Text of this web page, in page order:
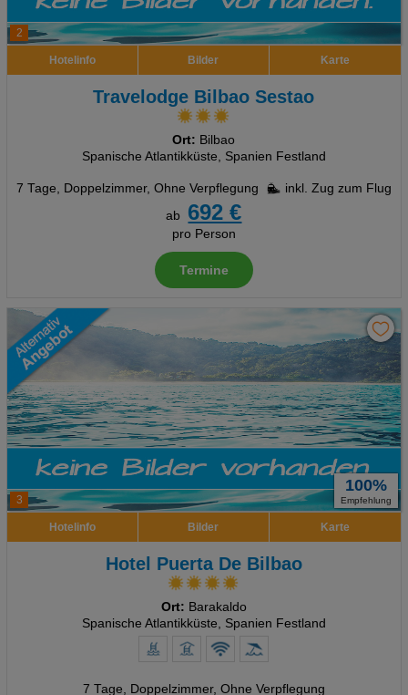
2
Hotelinfo Bilder Karte
Travelodge Bilbao Sestao
Ort: Bilbao
Spanische Atlantikküste, Spanien Festland
7 Tage, Doppelzimmer, Ohne Verpflegung
inkl. Zug zum Flug
ab
692 €
pro Person
Termine
3
100%
Empfehlung
Hotelinfo Bilder Karte
Hotel Puerta De Bilbao
Ort: Barakaldo
Spanische Atlantikküste, Spanien Festland
7 Tage, Doppelzimmer, Ohne Verpflegung